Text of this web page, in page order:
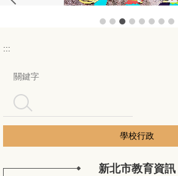
:::
搜尋
學校行政
學校行政
新北市教育資訊